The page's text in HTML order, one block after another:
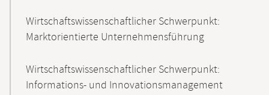
Wirtschaftswissenschaftlicher Schwerpunkt:
Marktorientierte Unternehmensführung
Wirtschaftswissenschaftlicher Schwerpunkt:
Informations- und Innovationsmanagement